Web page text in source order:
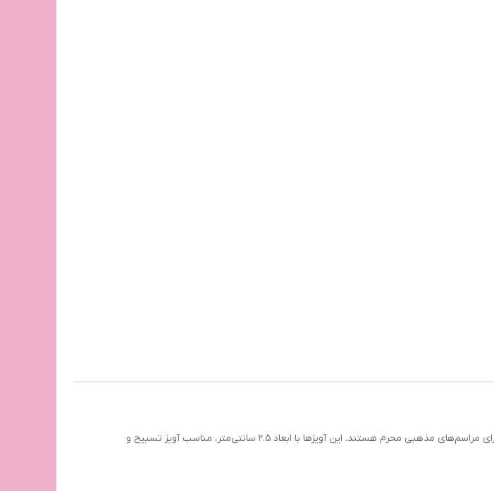
آویزهای هشت‌پر محرمی با حک «یا قاسم» و جنس مولتی استایل، یادگاری‌های ماندگاری برای مراسم‌های مذهبی محرم هستند. این آویزها با ابعاد ۲.۵ سانتی‌متر، مناسب آویز تسبیح و